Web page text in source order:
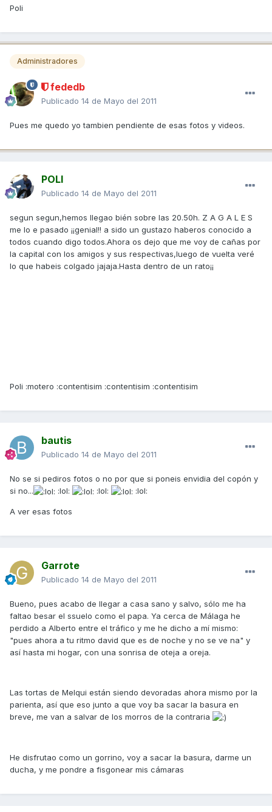
Poli
Administradores
fededb
Publicado 14 de Mayo del 2011
Pues me quedo yo tambien pendiente de esas fotos y videos.
POLI
Publicado 14 de Mayo del 2011
segun segun,hemos llegao bién sobre las 20.50h. Z A G A L E S
me lo e pasado ¡¡genial!! a sido un gustazo haberos conocido a
todos cuando digo todos.Ahora os dejo que me voy de cañas por
la capital con los amigos y sus respectivas,luego de vuelta veré
lo que habeis colgado jajaja.Hasta dentro de un rato¡¡
Poli :motero :contentisim :contentisim :contentisim
bautis
Publicado 14 de Mayo del 2011
No se si pediros fotos o no por que si poneis envidia del copón y
si no...
:lol: :lol: :lol:
A ver esas fotos
Garrote
Publicado 14 de Mayo del 2011
Bueno, pues acabo de llegar a casa sano y salvo, sólo me ha
faltao besar el ssuelo como el papa. Ya cerca de Málaga he
perdido a Alberto entre el tráfico y me he dicho a mí mismo:
"pues ahora a tu ritmo david que es de noche y no se ve na" y
así hasta mi hogar, con una sonrisa de oteja a oreja.
Las tortas de Melqui están siendo devoradas ahora mismo por la
parienta, así que eso junto a que voy ba sacar la basura en
breve, me van a salvar de los morros de la contraria
He disfrutao como un gorrino, voy a sacar la basura, darme un
ducha, y me pondre a fisgonear mis cámaras